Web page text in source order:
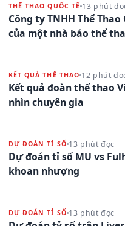
THỂ THAO QUỐC TẾ 13 phút
Công ty TNHH Thể
của một nhà báo thể
KẾT QUẢ THỂ THAO 12 phút
Kết quả đoàn thể thao
nhìn chuyên gia
DỰ ĐOÁN TỈ SỐ 13 phút đọc
Dự đoán tỉ số MU vs
khoan nhượng
DỰ ĐOÁN TỈ SỐ 13 phút đọc